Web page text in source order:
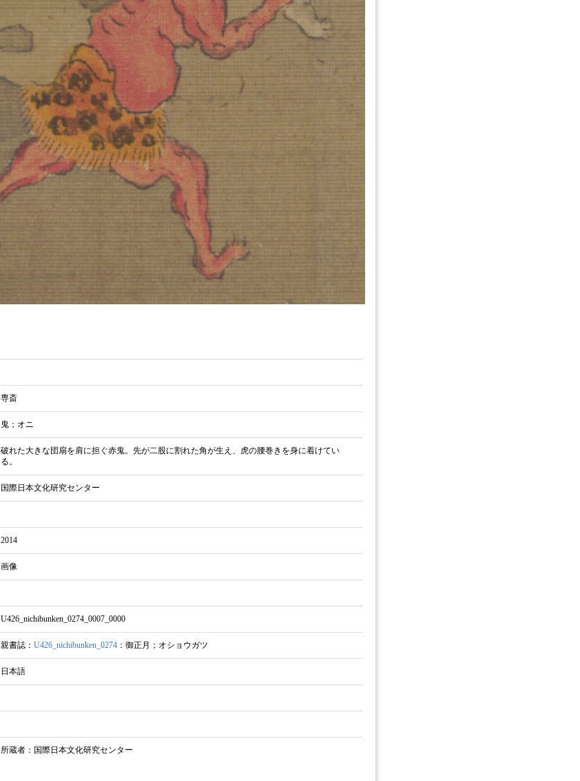
専斎
鬼；オニ
破れた大きな団扇を肩に担ぐ赤鬼。先が二股に割れた角が生え、虎の腰巻きを身に着けてい
る。
国際日本文化研究センター
2014
画像
U426_nichibunken_0274_0007_0000
親書誌： U426_nichibunken_0274 ：御正月；オショウガツ
日本語
所蔵者：国際日本文化研究センター